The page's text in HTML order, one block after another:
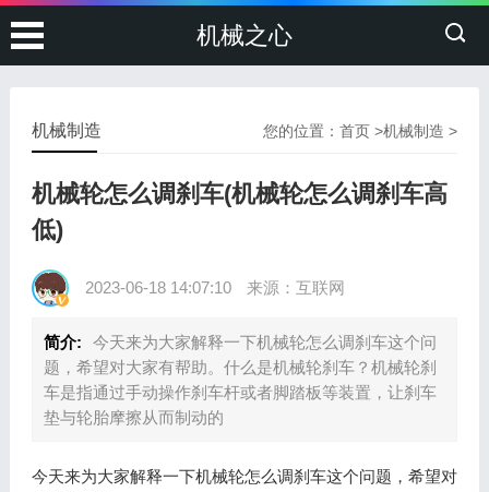
机械之心
您的位置：首页 >机械制造 >
机械制造
机械轮怎么调刹车(机械轮怎么调刹车高
低)
2023-06-18 14:07:10 来源：互联网
简介:
今天来为大家解释一下机械轮怎么调刹车这个问
题，希望对大家有帮助。什么是机械轮刹车？机械轮刹
车是指通过手动操作刹车杆或者脚踏板等装置，让刹车
垫与轮胎摩擦从而制动的
今天来为大家解释一下机械轮怎么调刹车这个问题，希望对